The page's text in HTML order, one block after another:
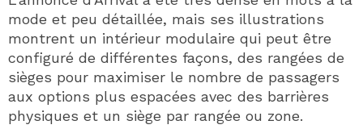
mode et peu détaillée, mais ses illustrations
montrent un intérieur modulaire qui peut être
configuré de différentes façons, des rangées de
sièges pour maximiser le nombre de passagers
aux options plus espacées avec des barrières
physiques et un siège par rangée ou zone.